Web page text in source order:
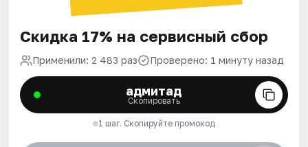
Скидка 17% на сервисный сбор
Применили: 2 483 раз Проверено: 1 минуту назад
адмитад
Скопировать
1 шаг. Скопируйте промокод